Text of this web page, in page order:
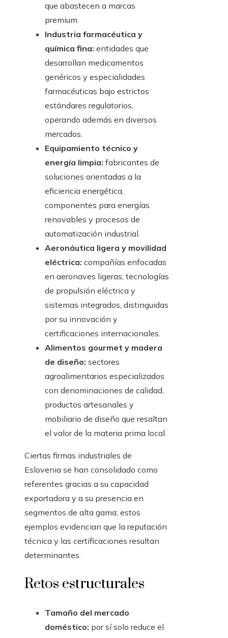
que abastecen a marcas
premium.
Industria farmacéutica y
química fina: entidades que
desarrollan medicamentos
genéricos y especialidades
farmacéuticas bajo estrictos
estándares regulatorios,
operando además en diversos
mercados.
Equipamiento técnico y
energía limpia: fabricantes de
soluciones orientadas a la
eficiencia energética,
componentes para energías
renovables y procesos de
automatización industrial.
Aeronáutica ligera y movilidad
eléctrica: compañías enfocadas
en aeronaves ligeras, tecnologías
de propulsión eléctrica y
sistemas integrados, distinguidas
por su innovación y
certificaciones internacionales.
Alimentos gourmet y madera
de diseño: sectores
agroalimentarios especializados
con denominaciones de calidad,
productos artesanales y
mobiliario de diseño que resaltan
el valor de la materia prima local.
Ciertas firmas industriales de
Eslovenia se han consolidado como
referentes gracias a su capacidad
exportadora y a su presencia en
segmentos de alta gama; estos
ejemplos evidencian que la reputación
técnica y las certificaciones resultan
determinantes.
Retos estructurales
Tamaño del mercado
doméstico: por sí solo reduce el